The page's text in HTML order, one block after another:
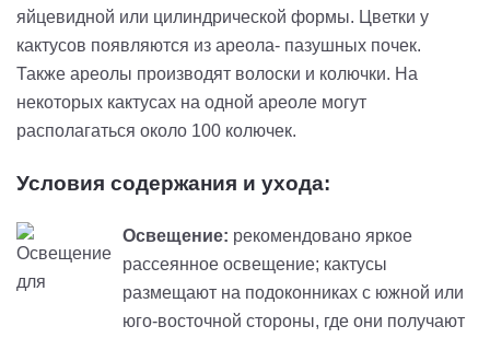
яйцевидной или цилиндрической формы. Цветки у
кактусов появляются из ареола- пазушных почек.
Также ареолы производят волоски и колючки. На
некоторых кактусах на одной ареоле могут
располагаться около 100 колючек.
Условия содержания и ухода:
Освещение: рекомендовано яркое
рассеянное освещение; кактусы
размещают на подоконниках с южной или
юго-восточной стороны, где они получают